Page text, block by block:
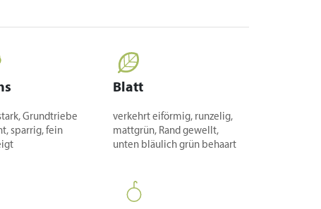
Grundtriebe
sparrig, fein
Blatt
verkehrt eiförmig, runzelig,
mattgrün, Rand gewellt,
unten bläulich grün behaart